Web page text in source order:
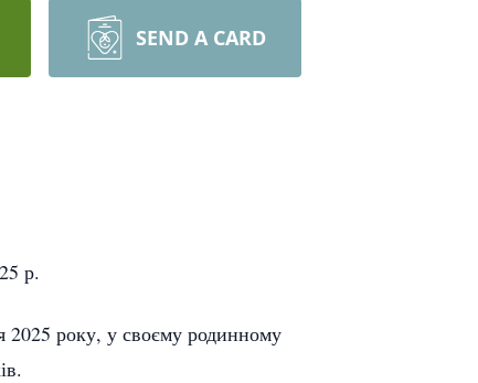
SEND A CARD
р.
2025 року, у своєму родинному